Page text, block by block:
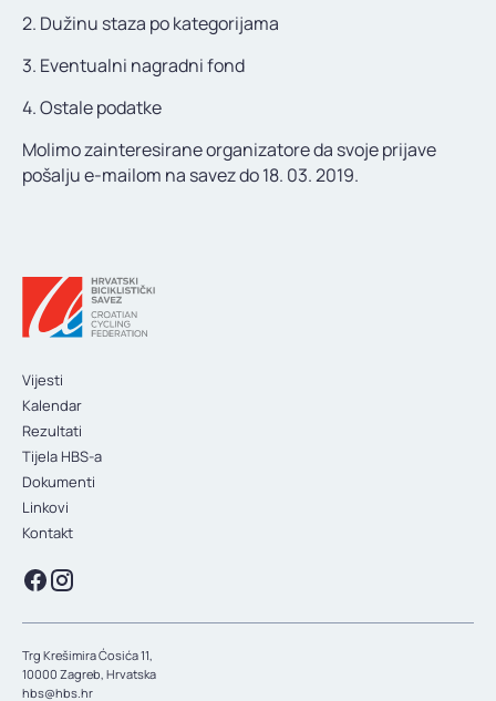
2. Dužinu staza po kategorijama
3. Eventualni nagradni fond
4. Ostale podatke
Molimo zainteresirane organizatore da svoje prijave
pošalju e-mailom na savez do 18. 03. 2019.
Vijesti
Kalendar
Rezultati
Tijela HBS-a
Dokumenti
Linkovi
Kontakt
Trg Krešimira Ćosića 11,
10000 Zagreb, Hrvatska
hbs@hbs.hr